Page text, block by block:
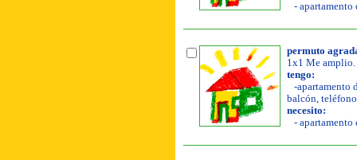
- apartamento
permuto
1x1 Me amplio.
tengo:
-apartamento
balcón,
necesito:
- apartamento